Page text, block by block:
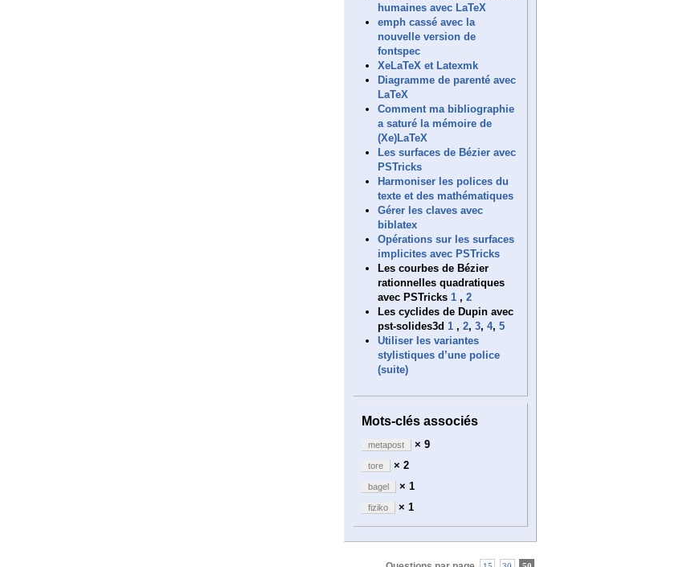
humaines avec LaTeX
emph cassé avec la
nouvelle version de
fontspec
XeLaTeX et Latexmk
Diagramme de parenté avec
LaTeX
Comment ma bibliographie
a saturé la mémoire de
(Xe)LaTeX
Les surfaces de Bézier avec
PSTricks
Harmoniser les polices du
texte et des mathématiques
Gérer les claves avec
biblatex
Opérations sur les surfaces
implicites avec PSTricks
Les courbes de Bézier
rationnelles quadratiques
avec PSTricks 1 , 2
Les cyclides de Dupin avec
pst-solides3d 1 , 2, 3, 4, 5
Utiliser les variantes
stylistiques d’une police
(suite)
Mots-clés associés
metapost × 9
tore × 2
bagel × 1
fiziko × 1